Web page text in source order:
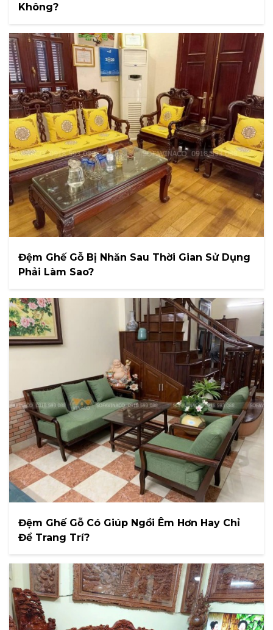
Không?
Đệm Ghế Gỗ Bị Nhăn Sau Thời Gian Sử Dụng
Phải Làm Sao?
Đệm Ghế Gỗ Có Giúp Ngồi Êm Hơn Hay Chỉ
Để Trang Trí?